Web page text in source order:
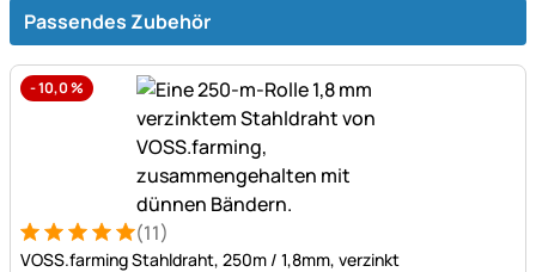
Passendes Zubehör
-10,0%
Bewertung: 5 von 5 (11 Bewertungen)
11 Bewertungen
(11)
VOSS.farming Stahldraht, 250m / 1,8mm, verzinkt